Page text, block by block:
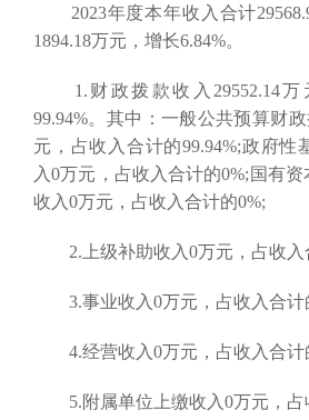
2023年度本年收入合计
1894.18万元，增长6.84%。
1.财政拨款收入29552.14万
99.94%。其中：一般公共预算财
元，占收入合计的99.94%;政府性
入0万元，占收入合计的0%;国有
收入0万元，占收入合计的0%;
2.上级补助收入0万元，占收入
3.事业收入0万元，占收入合计
4.经营收入0万元，占收入合计
5.附属单位上缴收入0万元，占